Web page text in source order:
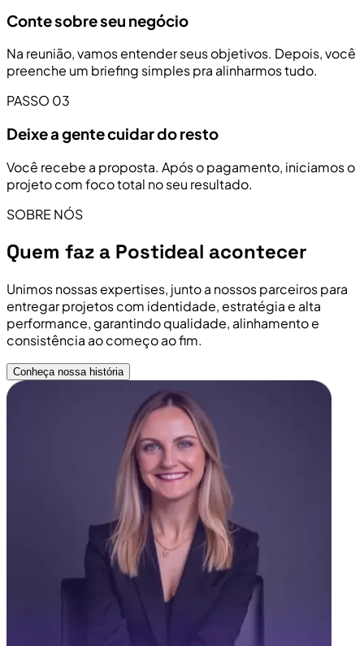
Conte sobre seu negócio
Na reunião, vamos entender seus objetivos. Depois, você
preenche um briefing simples pra alinharmos tudo.
PASSO 03
Deixe a gente cuidar do resto
Você recebe a proposta. Após o pagamento, iniciamos o
projeto com foco total no seu resultado.
SOBRE NÓS
Quem faz a Postideal acontecer
Unimos nossas expertises, junto a nossos parceiros para
entregar projetos com identidade, estratégia e alta
performance, garantindo qualidade, alinhamento e
consistência ao começo ao fim.
Conheça nossa história